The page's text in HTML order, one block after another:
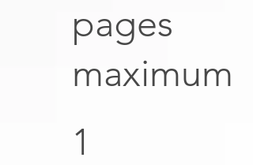
pages
maximum
1